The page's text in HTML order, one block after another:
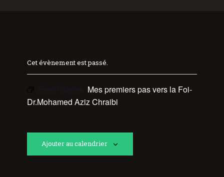
Cet évènement est passé.
Event Series: Mes premiers pas vers la Foi-
Dr.Mohamed Aziz Chraibi
Ajouter au calendrier